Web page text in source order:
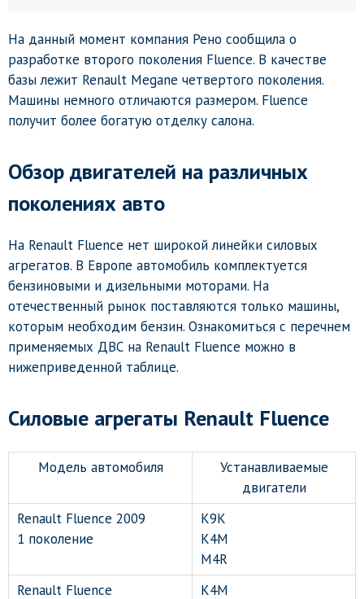
На данный момент компания Рено сообщила о
разработке второго поколения Fluence. В качестве
базы лежит Renault Megane четвертого поколения.
Машины немного отличаются размером. Fluence
получит более богатую отделку салона.
Обзор двигателей на различных
поколениях авто
На Renault Fluence нет широкой линейки силовых
агрегатов. В Европе автомобиль комплектуется
бензиновыми и дизельными моторами. На
отечественный рынок поставляются только машины,
которым необходим бензин. Ознакомиться с перечнем
применяемых ДВС на Renault Fluence можно в
нижеприведенной таблице.
Силовые агрегаты Renault Fluence
Модель автомобиля
Устанавливаемые
двигатели
Renault Fluence 2009
1 поколение
K9K
K4M
M4R
Renault Fluence
K4M